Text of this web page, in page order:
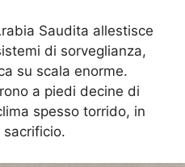
Saudita allestisce
di sorveglianza,
su scala enorme.
a piedi decine di
spesso torrido, in